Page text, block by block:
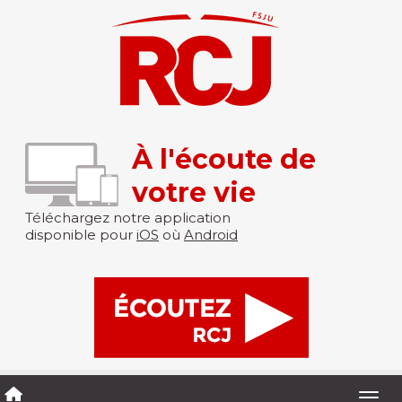
À l'écoute de
votre vie
Téléchargez notre application
disponible pour iOS où Android